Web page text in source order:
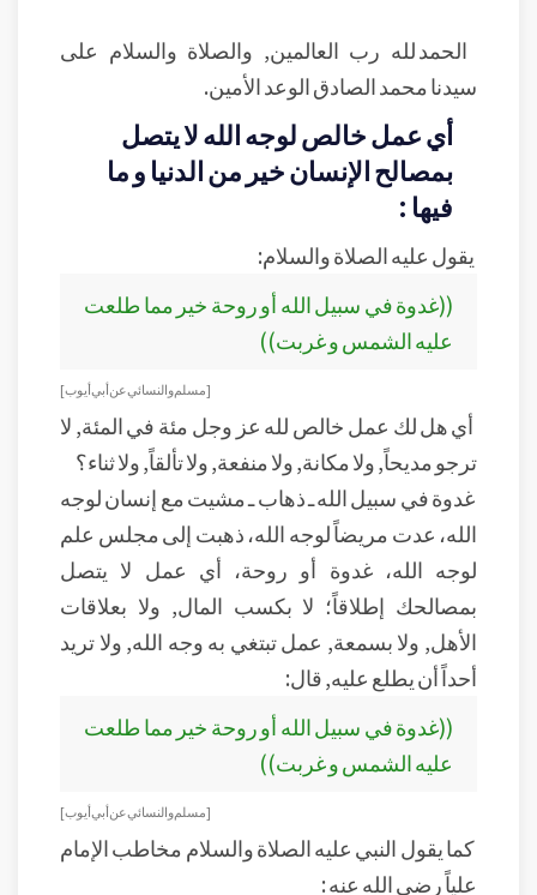
الحمد لله رب العالمين, والصلاة والسلام على
سيدنا محمد الصادق الوعد الأمين.
أي عمل خالص لوجه الله لا يتصل
بمصالح الإنسان خير من الدنيا و ما
فيها :
يقول عليه الصلاة والسلام:
((غدوة في سبيل الله أو روحة خير مما طلعت
عليه الشمس و غربت))
[مسلم والنسائي عن أبي أيوب]
أي هل لك عمل خالص لله عز وجل مئة في المئة, لا
ترجو مديحاً, ولا مكانة, ولا منفعة, ولا تألقاً, ولا ثناء؟
غدوة في سبيل الله ـ ذهاب ـ مشيت مع إنسان لوجه
الله، عدت مريضاً لوجه الله، ذهبت إلى مجلس علم
لوجه الله، غدوة أو روحة، أي عمل لا يتصل
بمصالحك إطلاقاً؛ لا بكسب المال, ولا بعلاقات
الأهل, ولا بسمعة, عمل تبتغي به وجه الله, ولا تريد
أحداً أن يطلع عليه, قال:
((غدوة في سبيل الله أو روحة خير مما طلعت
عليه الشمس و غربت))
[مسلم والنسائي عن أبي أيوب]
كما يقول النبي عليه الصلاة والسلام مخاطب الإمام
علياً رضي الله عنه :